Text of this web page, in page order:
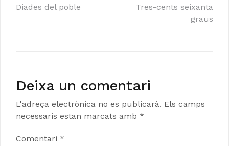
Navegació
Diades del poble
Tres-cents seixanta
graus
Deixa un comentari
L'adreça electrònica no es publicarà. Els camps
necessaris estan marcats amb *
Comentari *